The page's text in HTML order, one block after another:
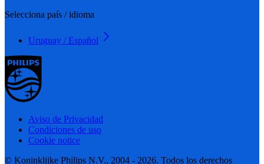
Selecciona país / idioma
Uruguay / Español
Aviso de Privacidad
Condiciones de uso
Cookie notice
© Koninklijke Philips N.V., 2004 - 2026. Todos los derechos